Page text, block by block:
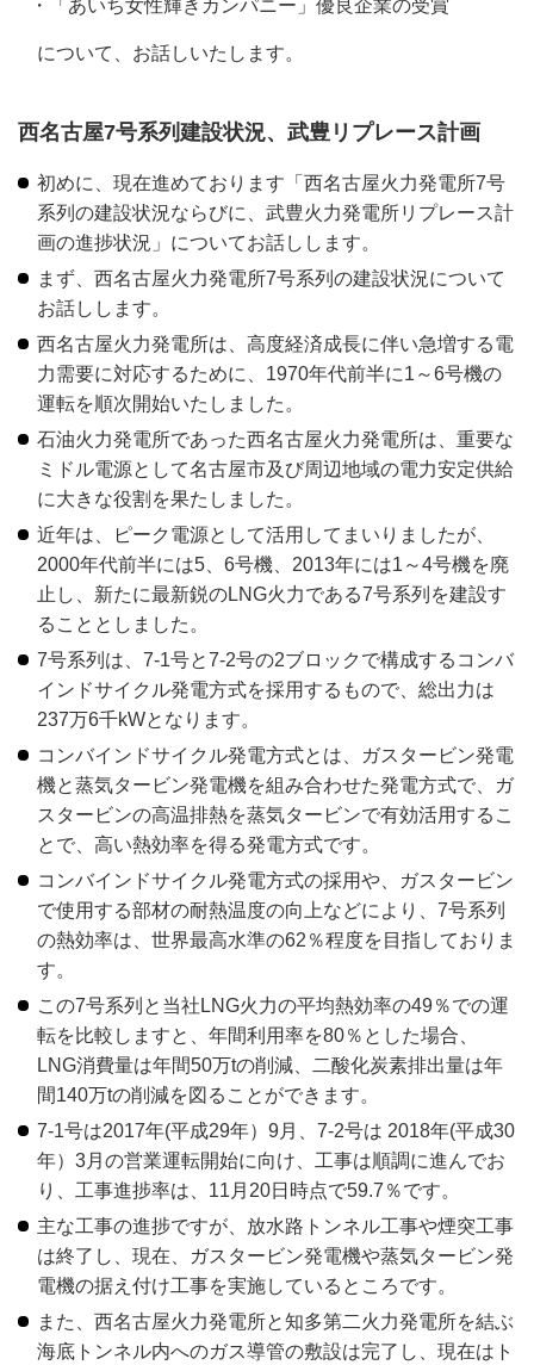
「あいち女性輝きカンパニー」優良企業の受賞
について、お話しいたします。
西名古屋7号系列建設状況、武豊リプレース計画
初めに、現在進めております「西名古屋火力発電所7号
系列の建設状況ならびに、武豊火力発電所リプレース計
画の進捗状況」についてお話しします。
まず、西名古屋火力発電所7号系列の建設状況について
お話しします。
西名古屋火力発電所は、高度経済成長に伴い急増する電
力需要に対応するために、1970年代前半に1～6号機の
運転を順次開始いたしました。
石油火力発電所であった西名古屋火力発電所は、重要な
ミドル電源として名古屋市及び周辺地域の電力安定供給
に大きな役割を果たしました。
近年は、ピーク電源として活用してまいりましたが、
2000年代前半には5、6号機、2013年には1～4号機を廃
止し、新たに最新鋭のLNG火力である7号系列を建設す
ることとしました。
7号系列は、7-1号と7-2号の2ブロックで構成するコンバ
インドサイクル発電方式を採用するもので、総出力は
237万6千kWとなります。
コンバインドサイクル発電方式とは、ガスタービン発電
機と蒸気タービン発電機を組み合わせた発電方式で、ガ
スタービンの高温排熱を蒸気タービンで有効活用するこ
とで、高い熱効率を得る発電方式です。
コンバインドサイクル発電方式の採用や、ガスタービン
で使用する部材の耐熱温度の向上などにより、7号系列
の熱効率は、世界最高水準の62％程度を目指しておりま
す。
この7号系列と当社LNG火力の平均熱効率の49％での運
転を比較しますと、年間利用率を80％とした場合、
LNG消費量は年間50万tの削減、二酸化炭素排出量は年
間140万tの削減を図ることができます。
7-1号は2017年(平成29年）9月、7-2号は 2018年(平成30
年）3月の営業運転開始に向け、工事は順調に進んでお
り、工事進捗率は、11月20日時点で59.7％です。
主な工事の進捗ですが、放水路トンネル工事や煙突工事
は終了し、現在、ガスタービン発電機や蒸気タービン発
電機の据え付け工事を実施しているところです。
また、西名古屋火力発電所と知多第二火力発電所を結ぶ
海底トンネル内へのガス導管の敷設は完了し、現在はト